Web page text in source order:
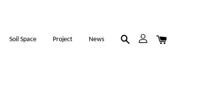
Soil Space Project News